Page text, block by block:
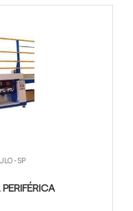
- SP